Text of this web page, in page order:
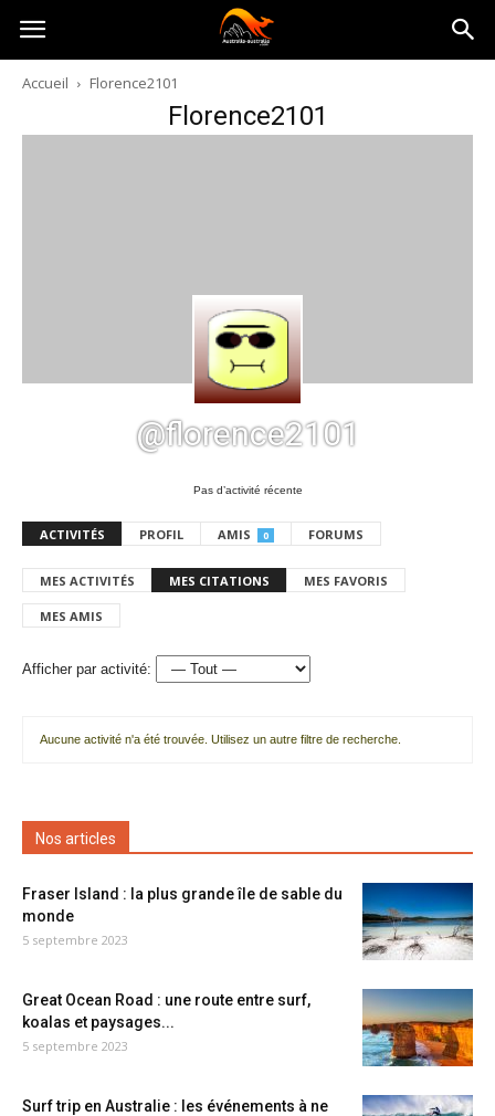
Australia-
australie.com
Accueil Florence2101
Florence2101
@florence2101
Pas d’activité récente
ACTIVITÉS PROFIL AMIS 0 FORUMS
MES ACTIVITÉS MES CITATIONS MES FAVORIS
MES AMIS
Afficher par activité:
Aucune activité n'a été trouvée. Utilisez un autre filtre de recherche.
Nos articles
Fraser Island : la plus grande île de sable du
monde
5 septembre 2023
Great Ocean Road : une route entre surf,
koalas et paysages...
5 septembre 2023
Surf trip en Australie : les événements à ne